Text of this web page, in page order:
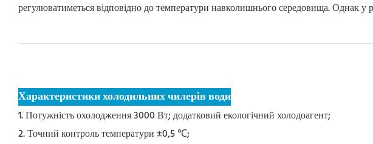
регулюватиметься відповідно до температури навколишнього середовища. Однак
Характеристики холодильних чилерів води
1. Потужність охолодження 3000 Вт; додатковий екологічний холодоагент;
2. Точний контроль температури ±0,5 ℃;